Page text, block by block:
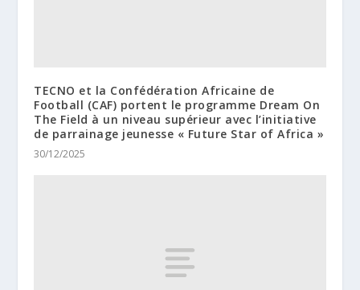
TECNO et la Confédération Africaine de
Football (CAF) portent le programme Dream On
The Field à un niveau supérieur avec l’initiative
de parrainage jeunesse « Future Star of Africa »
30/12/2025